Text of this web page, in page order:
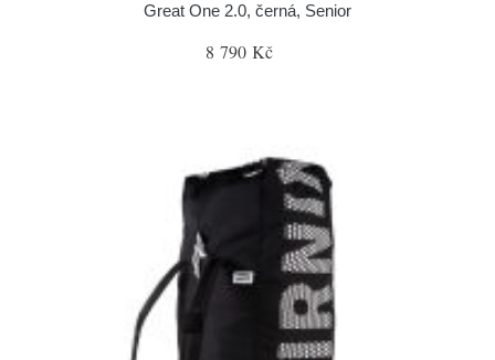
Great One 2.0, černá, Senior
8 790 Kč